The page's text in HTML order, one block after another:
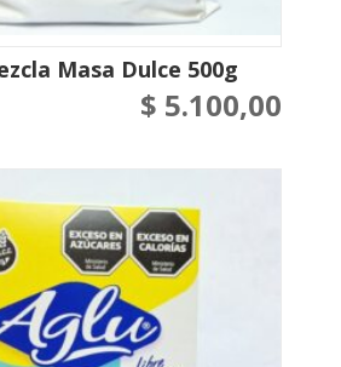
Masa Dulce 500g
$ 5.100,00